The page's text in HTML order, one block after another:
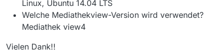
Linux, Ubuntu 14.04 LTS
Welche Mediathekview-Version wird verwendet?
Mediathek view4
Vielen Dank!!